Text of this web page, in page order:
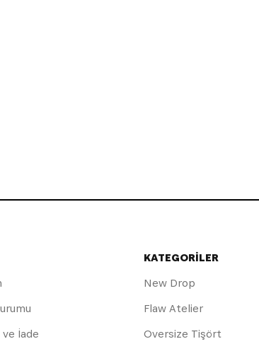
İade
KATEGORİLER
New Drop
Flaw Atelier
Oversize Tişört